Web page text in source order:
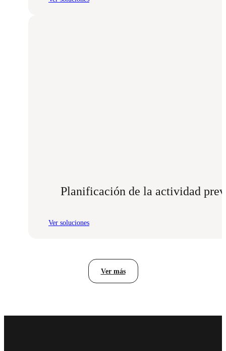
:
Planificación de la actividad
Ver soluciones
:
Ver más